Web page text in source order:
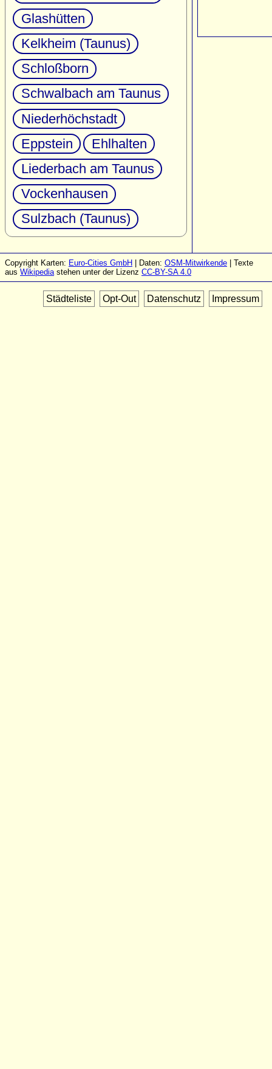
Glashütten
Kelkheim (Taunus)
Schloßborn
Schwalbach am Taunus
Niederhöchstadt
Eppstein
Ehlhalten
Liederbach am Taunus
Vockenhausen
Sulzbach (Taunus)
Copyright Karten: Euro-Cities GmbH | Daten: OSM-Mitwirkende | Texte
aus Wikipediastehen unter der Lizenz CC-BY-SA 4.0
Städteliste Opt-Out Datenschutz Impressum